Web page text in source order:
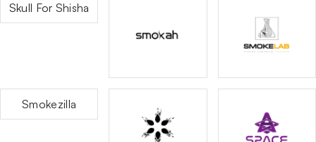
Skull For Shisha
Smokezilla